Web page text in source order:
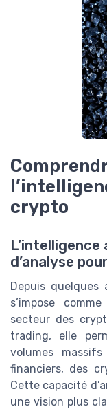
crypto
d’analyse
Depuis quelques
s’impose
secteur des
trading, elle
volumes
financiers, des
Cette capacité
une vision plus